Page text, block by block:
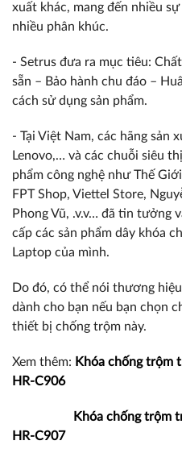
xuất khác, mang đến nhiều
nhiều phân khúc.
- Setrus đưa ra mục tiêu:
sẵn – Bảo hành chu đáo –
cách sử dụng sản phẩm.
- Tại Việt Nam, các hãng sản
Lenovo,… và các chuỗi siêu
phẩm công nghệ như Thế
FPT Shop, Viettel Store,
Phong Vũ, .v.v… đã tin tưởng
cấp các sản phẩm dây khóa
Laptop của mình.
Do đó, có thể nói thương
dành cho bạn nếu bạn chọn
thiết bị chống trộm này.
Xem thêm: Khóa chống trộm
HR-C906
Khóa chống trộm
HR-C907